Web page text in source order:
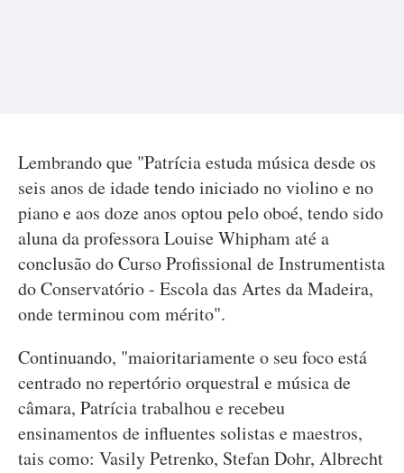
Lembrando que "Patrícia estuda música desde os
seis anos de idade tendo iniciado no violino e no
piano e aos doze anos optou pelo oboé, tendo sido
aluna da professora Louise Whipham até a
conclusão do Curso Profissional de Instrumentista
do Conservatório - Escola das Artes da Madeira,
onde terminou com mérito".
Continuando, "maioritariamente o seu foco está
centrado no repertório orquestral e música de
câmara, Patrícia trabalhou e recebeu
ensinamentos de influentes solistas e maestros,
tais como: Vasily Petrenko, Stefan Dohr, Albrecht